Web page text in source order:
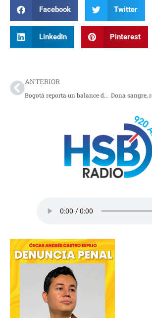
Facebook Twitter
LinkedIn Pinterest
ANTERIOR
Bogotá reporta un balance de total normalidad y plenas garantías tras el cierre de las urnas